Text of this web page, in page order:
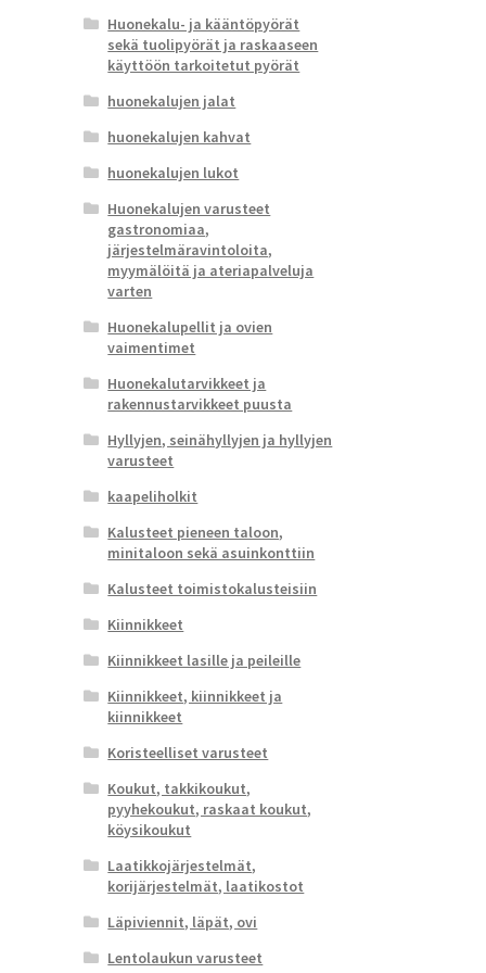
Huonekalu- ja kääntöpyörät
sekä tuolipyörät ja raskaaseen
käyttöön tarkoitetut pyörät
huonekalujen jalat
huonekalujen kahvat
huonekalujen lukot
Huonekalujen varusteet
gastronomiaa,
järjestelmäravintoloita,
myymälöitä ja ateriapalveluja
varten
Huonekalupellit ja ovien
vaimentimet
Huonekalutarvikkeet ja
rakennustarvikkeet puusta
Hyllyjen, seinähyllyjen ja hyllyjen
varusteet
kaapeliholkit
Kalusteet pieneen taloon,
minitaloon sekä asuinkonttiin
Kalusteet toimistokalusteisiin
Kiinnikkeet
Kiinnikkeet lasille ja peileille
Kiinnikkeet, kiinnikkeet ja
kiinnikkeet
Koristeelliset varusteet
Koukut, takkikoukut,
pyyhekoukut, raskaat koukut,
köysikoukut
Laatikkojärjestelmät,
korijärjestelmät, laatikostot
Läpiviennit, läpät, ovi
Lentolaukun varusteet